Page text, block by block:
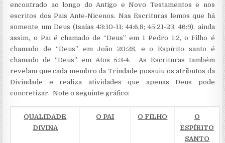
encontrado ao longo do Antigo e Novo Testamentos e nos
escritos dos Pais Ante-Nicenos. Nas Escrituras lemos que há
somente um Deus (Isaías 43:10-11; 44:6,8; 45:21-23; 46:9), ainda
assim, o Pai é chamado de “Deus” em 1 Pedro 1:2, o Filho é
chamado de “Deus” em João 20:28, e o Espírito santo é
chamado de “Deus” em Atos 5:3-4. As Escrituras também
revelam que cada membro da Trindade possuiu os atributos da
Divindade e realiza atividades que apenas Deus pode
concretizar. Note o seguinte gráfico:
QUALIDADE
DIVINA
O PAI O FILHO
O
ESPÍRITO
SANTO